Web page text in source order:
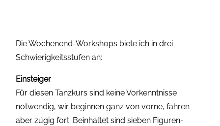
Die Wochenend-Workshops biete ich in drei
Schwierigkeitsstufen an:
Einsteiger
Für diesen Tanzkurs sind keine Vorkenntnisse
notwendig, wir beginnen ganz von vorne, fahren
aber zügig fort. Beinhaltet sind sieben Figuren-